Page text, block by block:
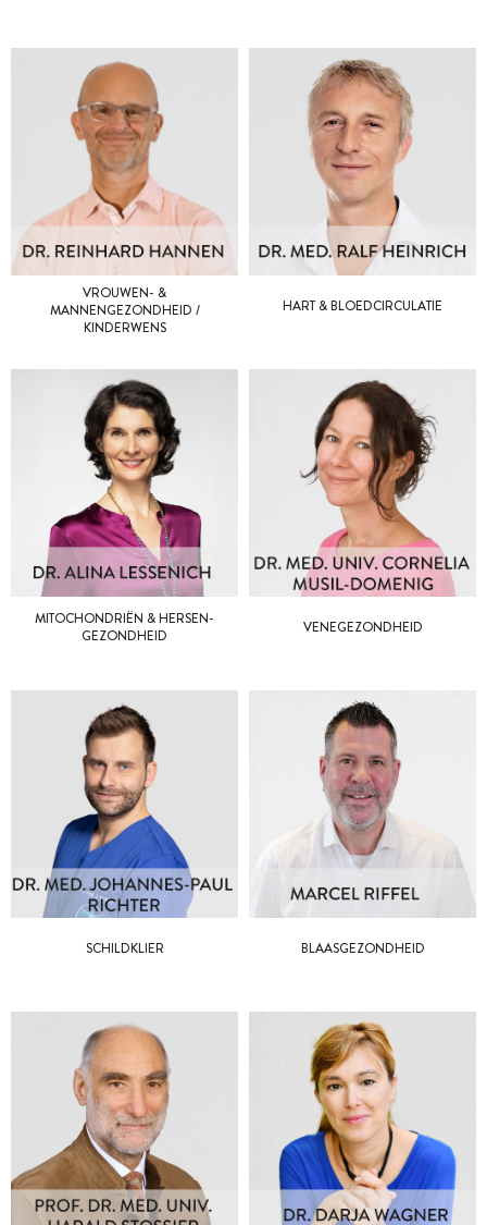
VROUWEN- &
MANNENGEZONDHEID /
KINDERWENS
HART & BLOEDCIRCULATIE
MITOCHONDRIËN & HERSEN­
GEZONDHEID
VENEGEZONDHEID
SCHILDKLIER BLAASGEZONDHEID